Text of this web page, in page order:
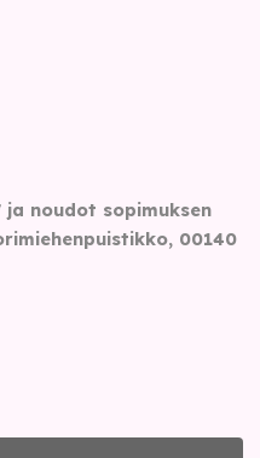
noudot sopimuksen
00140